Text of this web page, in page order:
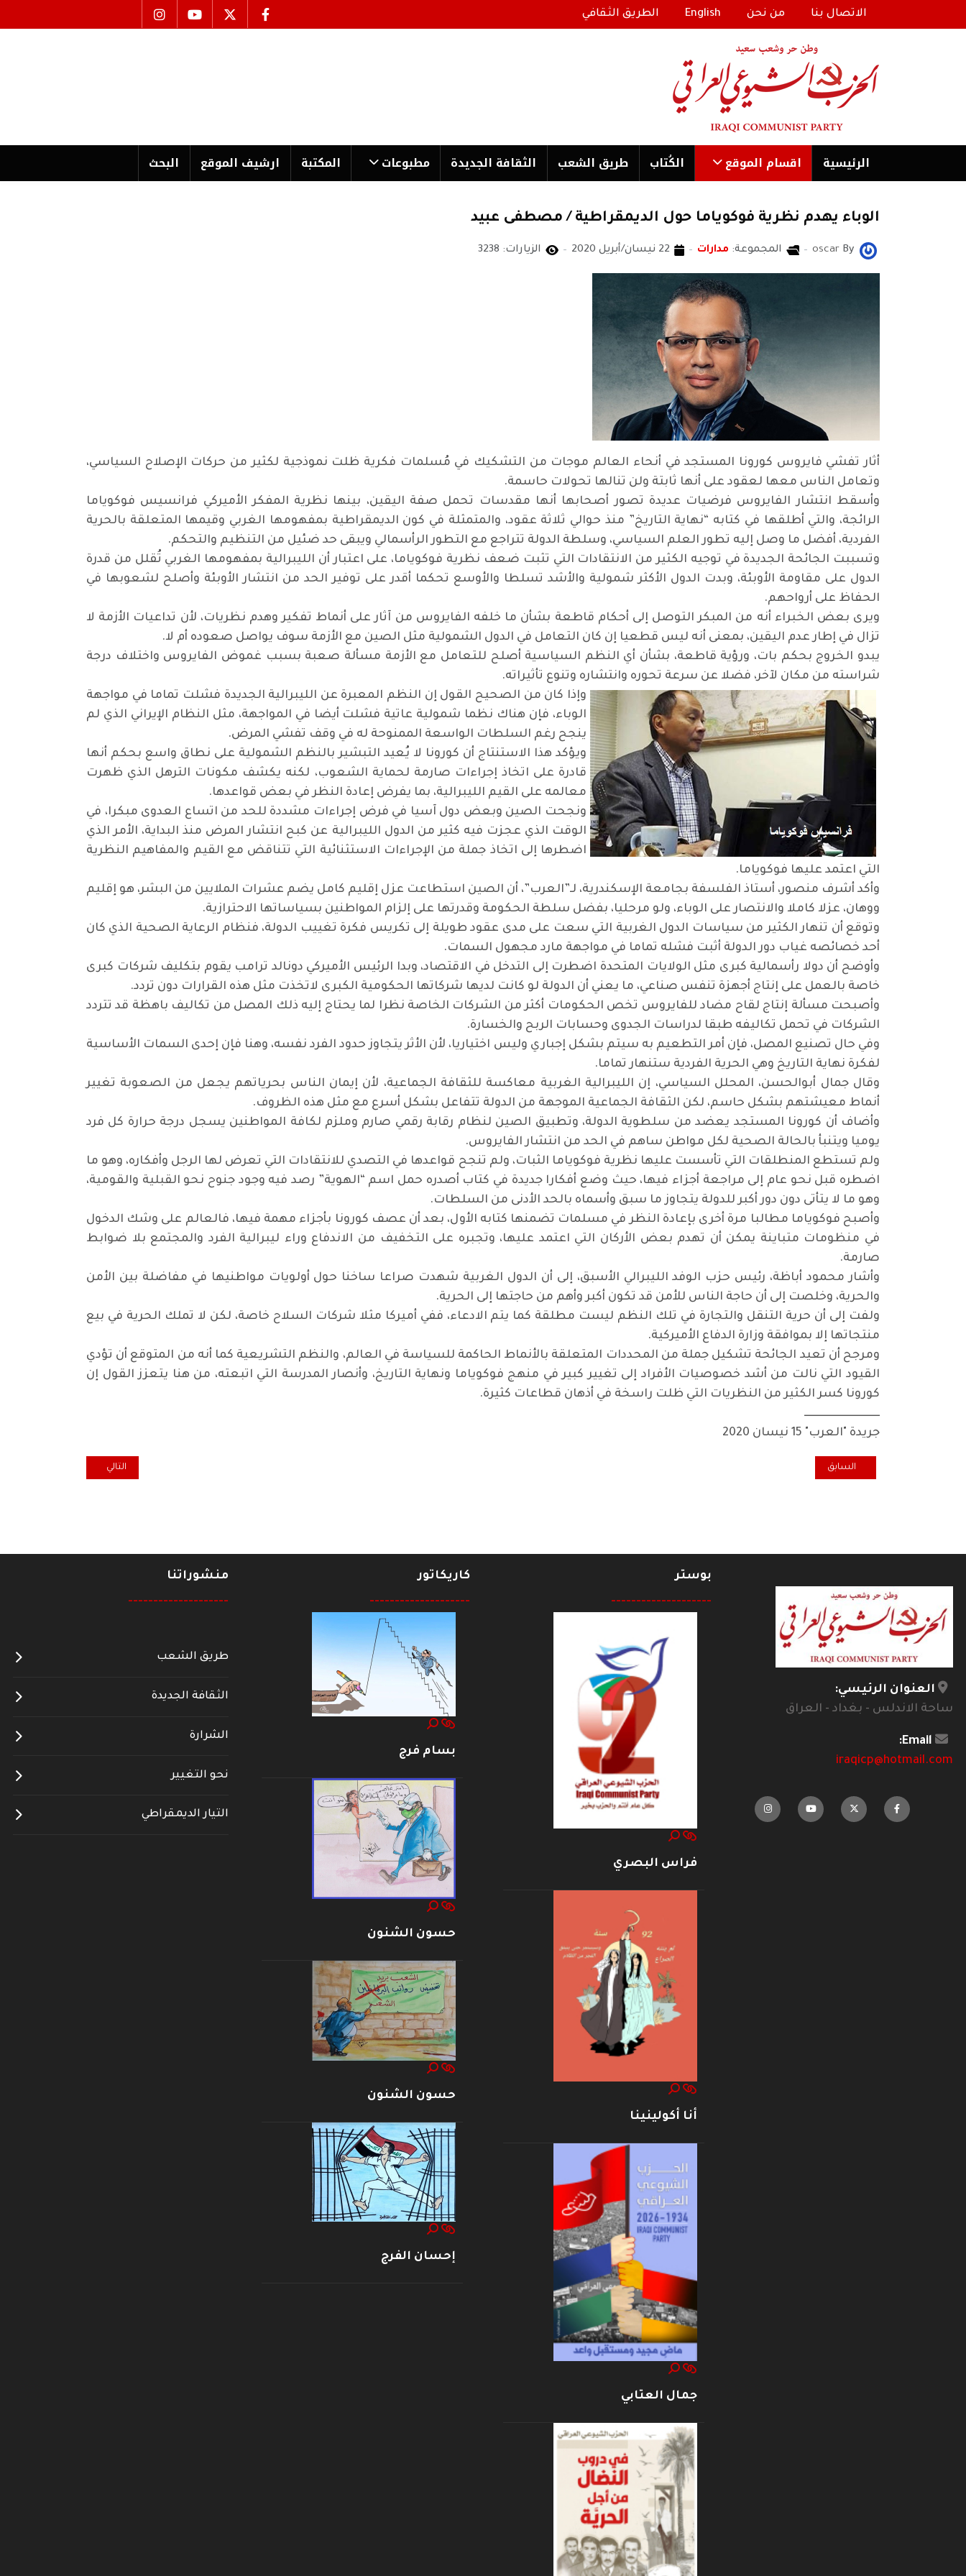
الاتصال بنا من نحن English الطريق الثقافي
الرئیسية اقسام الموقع الكُتاب طریق الشعب الثقافة الجدیدة مطبوعات المكتبة ارشیف الموقع البحث
الوباء يهدم نظرية فوكوياما حول الديمقراطية / مصطفى عبيد
By
oscar المجموعة: مدارات 22 نيسان/أبريل 2020 الزيارات: 3238
أثار تفشي فايروس كورونا المستجد في أنحاء العالم موجات من التشكيك في مُسلمات فكرية ظلت نموذجية لكثير من حركات الإصلاح السياسي،
وتعامل الناس معها لعقود على أنها ثابتة ولن تنالها تحولات حاسمة.
وأسقط انتشار الفايروس فرضيات عديدة تصور أصحابها أنها مقدسات تحمل صفة اليقين، بينها نظرية المفكر الأميركي فرانسيس فوكوياما
الرائجة، والتي أطلقها في كتابه “نهاية التاريخ” منذ حوالي ثلاثة عقود، والمتمثلة في كون الديمقراطية بمفهومها الغربي وقيمها المتعلقة بالحرية
الفردية، أفضل ما وصل إليه تطور العلم السياسي، وسلطة الدولة تتراجع مع التطور الرأسمالي ويبقى حد ضئيل من التنظيم والتحكم.
وتسببت الجائحة الجديدة في توجيه الكثير من الانتقادات التي تثبت ضعف نظرية فوكوياما، على اعتبار أن الليبرالية بمفهومها الغربي تُقلل من قدرة
الدول على مقاومة الأوبئة، وبدت الدول الأكثر شمولية والأشد تسلطا والأوسع تحكما أقدر على توفير الحد من انتشار الأوبئة وأصلح لشعوبها في
الحفاظ على أرواحهم.
ويرى بعض الخبراء أنه من المبكر التوصل إلى أحكام قاطعة بشأن ما خلفه الفايروس من آثار على أنماط تفكير وهدم نظريات، لأن تداعيات الأزمة لا
تزال في إطار عدم اليقين، بمعنى أنه ليس قطعيا إن كان التعامل في الدول الشمولية مثل الصين مع الأزمة سوف يواصل صعوده أم لا.
يبدو الخروج بحكم بات، ورؤية قاطعة، بشأن أي النظم السياسية أصلح للتعامل مع الأزمة مسألة صعبة بسبب غموض الفايروس واختلاف درجة
شراسته من مكان لآخر، فضلا عن سرعة تحوره وانتشاره وتنوع تأثيراته.
وإذا كان من الصحيح القول إن النظم المعبرة عن الليبرالية الجديدة فشلت تماما في مواجهة
الوباء، فإن هناك نظما شمولية عاتية فشلت أيضا في المواجهة، مثل النظام الإيراني الذي لم
ينجح رغم السلطات الواسعة الممنوحة له في وقف تفشي المرض.
ويؤكد هذا الاستنتاج أن كورونا لا يُعيد التبشير بالنظم الشمولية على نطاق واسع بحكم أنها
قادرة على اتخاذ إجراءات صارمة لحماية الشعوب، لكنه يكشف مكونات الترهل الذي ظهرت
معالمه على القيم الليبرالية، بما يفرض إعادة النظر في بعض قواعدها.
ونجحت الصين وبعض دول آسيا في فرض إجراءات مشددة للحد من اتساع العدوى مبكرا، في
الوقت الذي عجزت فيه كثير من الدول الليبرالية عن كبح انتشار المرض منذ البداية، الأمر الذي
اضطرها إلى اتخاذ جملة من الإجراءات الاستثنائية التي تتناقض مع القيم والمفاهيم النظرية
التي اعتمد عليها فوكوياما.
وأكد أشرف منصور، أستاذ الفلسفة بجامعة الإسكندرية، لـ”العرب”، أن الصين استطاعت عزل إقليم كامل يضم عشرات الملايين من البشر، هو إقليم
ووهان، عزلا كاملا والانتصار على الوباء، ولو مرحليا، بفضل سلطة الحكومة وقدرتها على إلزام المواطنين بسياساتها الاحترازية.
وتوقع أن تنهار الكثير من سياسات الدول الغربية التي سعت على مدى عقود طويلة إلى تكريس فكرة تغييب الدولة، فنظام الرعاية الصحية الذي كان
أحد خصائصه غياب دور الدولة أثبت فشله تماما في مواجهة مارد مجهول السمات.
وأوضح أن دولا رأسمالية كبرى مثل الولايات المتحدة اضطرت إلى التدخل في الاقتصاد، وبدا الرئيس الأميركي دونالد ترامب يقوم بتكليف شركات كبرى
خاصة بالعمل على إنتاج أجهزة تنفس صناعي، ما يعني أن الدولة لو كانت لديها شركاتها الحكومية الكبرى لاتخذت مثل هذه القرارات دون تردد.
وأصبحت مسألة إنتاج لقاح مضاد للفايروس تخص الحكومات أكثر من الشركات الخاصة نظرا لما يحتاج إليه ذلك المصل من تكاليف باهظة قد تتردد
الشركات في تحمل تكاليفه طبقا لدراسات الجدوى وحسابات الربح والخسارة.
وفي حال تصنيع المصل، فإن أمر التطعيم به سيتم بشكل إجباري وليس اختياريا، لأن الأثر يتجاوز حدود الفرد نفسه، وهنا فإن إحدى السمات الأساسية
لفكرة نهاية التاريخ وهي الحرية الفردية ستنهار تماما.
وقال جمال أبوالحسن، المحلل السياسي، إن الليبرالية الغربية معاكسة للثقافة الجماعية، لأن إيمان الناس بحرياتهم يجعل من الصعوبة تغيير
أنماط معيشتهم بشكل حاسم، لكن الثقافة الجماعية الموجهة من الدولة تتفاعل بشكل أسرع مع مثل هذه الظروف.
وأضاف أن كورونا المستجد يعضد من سلطوية الدولة، وتطبيق الصين لنظام رقابة رقمي صارم وملزم لكافة المواطنين يسجل درجة حرارة كل فرد
يوميا ويتنبأ بالحالة الصحية لكل مواطن ساهم في الحد من انتشار الفايروس.
ولم تستطع المنطلقات التي تأسست عليها نظرية فوكوياما الثبات، ولم تنجح قواعدها في التصدي للانتقادات التي تعرض لها الرجل وأفكاره، وهو ما
اضطره قبل نحو عام إلى مراجعة أجزاء فيها، حيث وضع أفكارا جديدة في كتاب أصدره حمل اسم “الهوية” رصد فيه وجود جنوح نحو القبلية والقومية،
وهو ما لا يتأتى دون دور أكبر للدولة يتجاوز ما سبق وأسماه بالحد الأدنى من السلطات.
وأصبح فوكوياما مطالبا مرة أخرى بإعادة النظر في مسلمات تضمنها كتابه الأول، بعد أن عصف كورونا بأجزاء مهمة فيها، فالعالم على وشك الدخول
في منظومات متباينة يمكن أن تهدم بعض الأركان التي اعتمد عليها، وتجبره على التخفيف من الاندفاع وراء ليبرالية الفرد والمجتمع بلا ضوابط
صارمة.
وأشار محمود أباظة، رئيس حزب الوفد الليبرالي الأسبق، إلى أن الدول الغربية شهدت صراعا ساخنا حول أولويات مواطنيها في مفاضلة بين الأمن
والحرية، وخلصت إلى أن حاجة الناس للأمن قد تكون أكبر وأهم من حاجتها إلى الحرية.
ولفت إلى أن حرية التنقل والتجارة في تلك النظم ليست مطلقة كما يتم الادعاء، ففي أميركا مثلا شركات السلاح خاصة، لكن لا تملك الحرية في بيع
منتجاتها إلا بموافقة وزارة الدفاع الأميركية.
ومرجح أن تعيد الجائحة تشكيل جملة من المحددات المتعلقة بالأنماط الحاكمة للسياسة في العالم، والنظم التشريعية كما أنه من المتوقع أن تؤدي
القيود التي نالت من أشد خصوصيات الأفراد إلى تغيير كبير في منهج فوكوياما ونهاية التاريخ، وأنصار المدرسة التي اتبعته، من هنا يتعزز القول إن
كورونا كسر الكثير من النظريات التي ظلت راسخة في أذهان قطاعات كثيرة.
ـــــــــــــــــــــــــــــــــــ
جريدة "العرب" 15 نيسان 2020
المقال السابق: راهنية لينين: بعيدا عن القوالب الجاهزة ... قريبا من نبض الحياة
السابق المقال التالي: حملة لرفع
التالي
العنوان الرئيسي:
ساحة الاندلس - بغداد - العراق
Email:
iraqicp@hotmail.com
بوستر
--------------------
فراس البصري
أنا أكولينينا
جمال العتابي
كاريكاتور
--------------------
بسام فرج
حسون الشنون
حسون الشنون
إحسان الفرج
منشوراتنا
--------------------
طريق الشعب
الثقافة الجديدة
الشرارة
نحو التغيير
التيار الديمقراطي